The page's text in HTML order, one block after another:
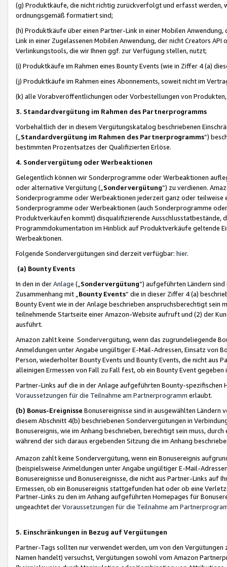
(g) Produktkäufe, die nicht richtig zurückverfolgt und erfasst werden,
ordnungsgemäß formatiert sind;
(h) Produktkäufe über einen Partner-Link in einer Mobilen
Link in einer Zugelassenen Mobilen Anwendung, der nicht Creators
Verlinkungstools, die wir Ihnen ggf. zur Verfügung stellen, nutzt;
(i) Produktkäufe im Rahmen eines Bounty Events (wie in Ziffer 4 (a)
(j) Produktkäufe im Rahmen eines Abonnements, soweit nicht im
(k) alle Vorabveröffentlichungen oder Vorbestellungen von
3. Standardvergütung im Rahmen des Partnerprogramms
Vorbehaltlich der in diesem Vergütungskatalog beschriebenen
(„ Standardvergütung im Rahmen des Partnerprogramms“)
bestimmten Prozentsatzes der Qualifizierten Erlöse.
4. Sondervergütung oder Werbeaktionen
Gelegentlich können wir Sonderprogramme oder Werbeaktionen
oder alternative Vergütung („ Sondervergütung”) zu verdienen.
Sonderprogramme oder Werbeaktionen jederzeit ganz oder
Sonderprogramme oder Werbeaktionen (auch Sonderprogramme
Produktverkäufen kommt) disqualifizierende Ausschlusstatbestände,
Programmdokumentation im Hinblick auf Produktverkäufe geltende
Werbeaktionen.
Folgende Sondervergütungen sind derzeit verfügbar: hier.
(a) Bounty Events
In den in derAnlage („ Sondervergütung“) aufgeführten Ländern
Zusammenhang mit „ Bounty Events“ die in dieser Ziffer 4 (a)
Bounty Event wie in der Anlage beschrieben anspruchsberechtigt sein
teilnehmende Startseite einer Amazon-Website aufruft und (2) der
ausführt.
Amazon zahlt keine Sondervergütung, wenn das zugrundeliegende
Anmeldungen unter Angabe ungültiger E-Mail-Adressen, Einsatz von
Person, wiederholter Bounty Events und Bounty Events, die nicht
alleinigen Ermessen von Fall zu Fall fest, ob ein Bounty Event
Partner-Links auf die in der Anlage aufgeführten Bounty-spezifischen
Voraussetzungen für die Teilnahme am Partnerprogramm erlaubt.
(b) Bonus-Ereignisse Bonusereignisse sind in ausgewählten Ländern
diesem Abschnitt 4(b) beschriebenen Sondervergütungen in
Bonusereignis, wie im Anhang beschrieben, berechtigt sein muss,
während der sich daraus ergebenden Sitzung die im Anhang
Amazon zahlt keine Sondervergütung, wenn ein Bonusereignis
(beispielsweise Anmeldungen unter Angabe ungültiger E-Mail-
Bonusereignisse und Bonusereignisse, die nicht aus Partner-Links auf
Ermessen, ob ein Bonusereignis stattgefunden hat oder ob eine
Partner-Links zu den im Anhang aufgeführten Homepages für
ungeachtet derVoraussetzungen für die Teilnahme am
5. Einschränkungen in Bezug auf Vergütungen
Partner-Tags sollten nur verwendet werden, um von den
Namen handelt) versuchst, Vergütungen sowohl vom Amazon